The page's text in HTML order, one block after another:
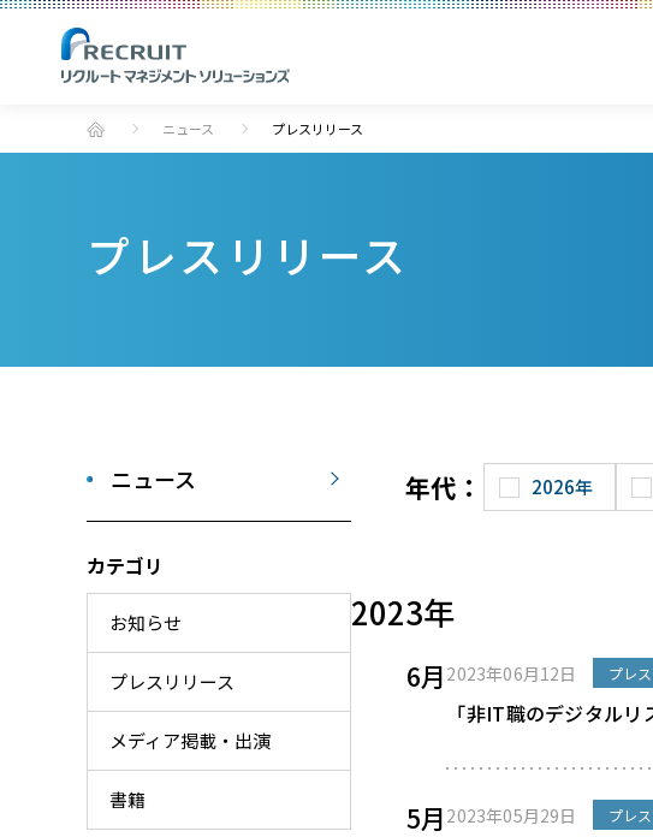
ニュース プレスリリース
プレスリリース
ニュース
カテゴリ
お知らせ
プレスリリース
メディア掲載・出演
書籍
年代： 2026年
2023年
6月 2023年06月12日 プレ
「非IT職のデジタル
5月 2023年05月29日 プレ